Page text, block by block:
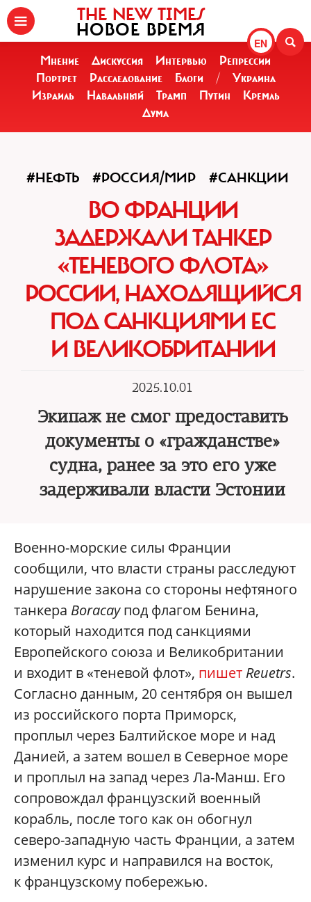
EN
THE NEW TIMES
НОВОЕ ВРЕМЯ
Мнение Дискуссия Интервью
Репрессии
Портрет
Расследование Блоги /
Украина
Израиль
Навальный Трамп Путин
Кремль
Дума
#НЕФТЬ #РОССИЯ/МИР #САНКЦИИ
ВО ФРАНЦИИ
ЗАДЕРЖАЛИ ТАНКЕР
«ТЕНЕВОГО ФЛОТА»
РОССИИ, НАХОДЯЩИЙСЯ
ПОД САНКЦИЯМИ ЕС
И ВЕЛИКОБРИТАНИИ
2025.10.01
Экипаж не смог предоставить
документы о «гражданстве»
судна, ранее за это его уже
задерживали власти Эстонии
Военно-морские силы Франции
сообщили, что власти страны расследуют
нарушение закона со стороны нефтяного
танкера Boracayпод флагом Бенина,
который находится под санкциями
Европейского союза и Великобритании
и входит в «теневой флот», пишет Reuetrs.
Согласно данным, 20 сентября он вышел
из российского порта Приморск,
проплыл через Балтийское море и над
Данией, а затем вошел в Северное море
и проплыл на запад через Ла-Манш. Его
сопровождал французский военный
корабль, после того как он обогнул
северо-западную часть Франции, а затем
изменил курс и направился на восток,
к французскому побережью.